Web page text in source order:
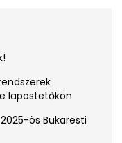
lapostetőkön
ös Bukaresti